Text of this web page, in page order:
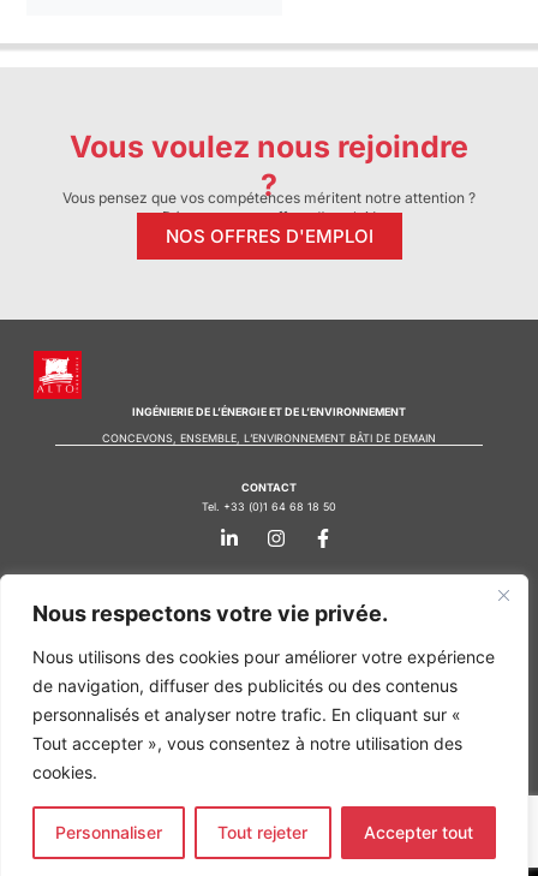
Nous respectons votre vie privée.
Nous utilisons des cookies pour améliorer votre expérience
de navigation, diffuser des publicités ou des contenus
personnalisés et analyser notre trafic. En cliquant sur «
Tout accepter », vous consentez à notre utilisation des
cookies.
Personnaliser Tout rejeter Accepter tout
Vous voulez nous rejoindre
?
Vous pensez que vos compétences méritent notre attention ?
Découvrez nos offres d’emploi !
NOS OFFRES D'EMPLOI
INGÉNIERIE DE L’ÉNERGIE ET DE L’ENVIRONNEMENT
CONCEVONS, ENSEMBLE, L’ENVIRONNEMENT BÂTI DE DEMAIN
CONTACT
Tel. +33 (0)1 64 68 18 50
i
e
d
n
-
i
n
I
n
a
g
a
m
F
a
b
o
k
-
f
Nos agences
Bureau d'études Bordeaux
Bureau d'études Lyon
CONTACT
Tel. +33 (0)1 64 68 18 50
n
k
e
d
s
t
a
g
c
o